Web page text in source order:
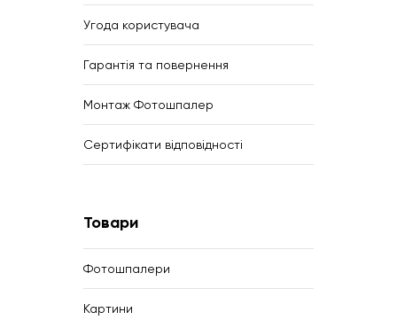
Угода користувача
Гарантія та повернення
Монтаж Фотошпалер
Сертифікати відповідності
Товари
Фотошпалери
Картини